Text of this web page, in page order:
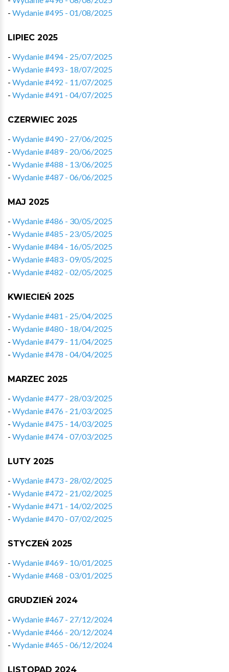
- Wydanie #495 - 01/08/2025
LIPIEC 2025
- Wydanie #494 - 25/07/2025
- Wydanie #493 - 18/07/2025
- Wydanie #492 - 11/07/2025
- Wydanie #491 - 04/07/2025
CZERWIEC 2025
- Wydanie #490 - 27/06/2025
- Wydanie #489 - 20/06/2025
- Wydanie #488 - 13/06/2025
- Wydanie #487 - 06/06/2025
MAJ 2025
- Wydanie #486 - 30/05/2025
- Wydanie #485 - 23/05/2025
- Wydanie #484 - 16/05/2025
- Wydanie #483 - 09/05/2025
- Wydanie #482 - 02/05/2025
KWIECIEŃ 2025
- Wydanie #481 - 25/04/2025
- Wydanie #480 - 18/04/2025
- Wydanie #479 - 11/04/2025
- Wydanie #478 - 04/04/2025
MARZEC 2025
- Wydanie #477 - 28/03/2025
- Wydanie #476 - 21/03/2025
- Wydanie #475 - 14/03/2025
- Wydanie #474 - 07/03/2025
LUTY 2025
- Wydanie #473 - 28/02/2025
- Wydanie #472 - 21/02/2025
- Wydanie #471 - 14/02/2025
- Wydanie #470 - 07/02/2025
STYCZEŃ 2025
- Wydanie #469 - 10/01/2025
- Wydanie #468 - 03/01/2025
GRUDZIEŃ 2024
- Wydanie #467 - 27/12/2024
- Wydanie #466 - 20/12/2024
- Wydanie #465 - 06/12/2024
LISTOPAD 2024